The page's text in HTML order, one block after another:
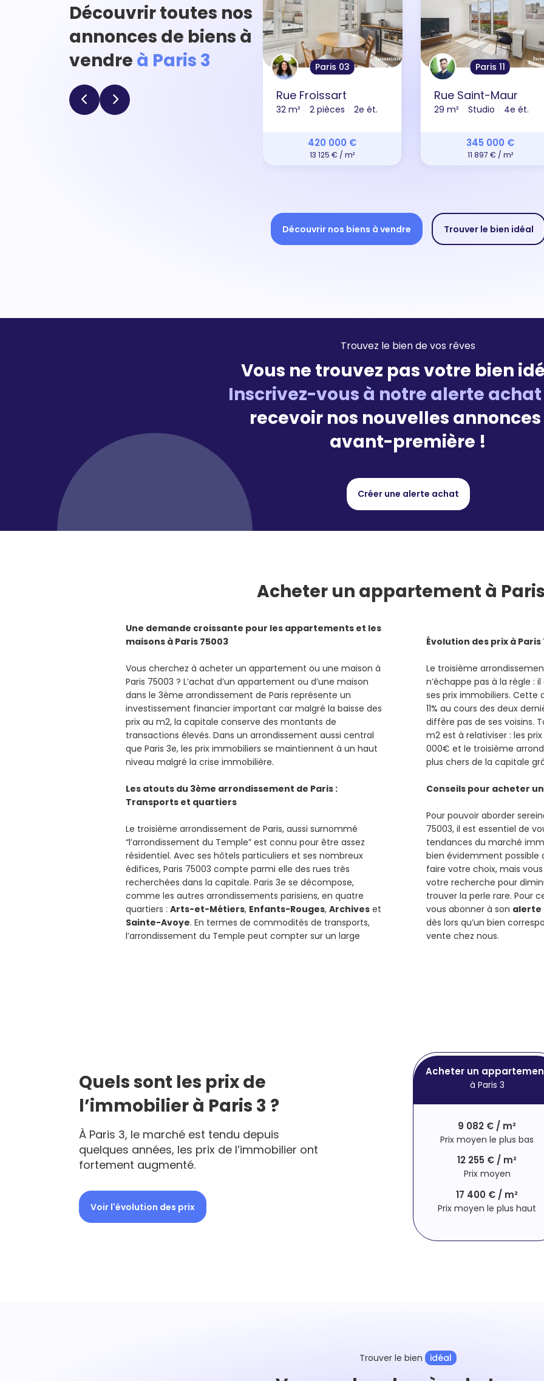
Découvrir toutes nos
annonces de biens à
vendre à Paris 3 Paris 03
Rue Froissart
32 m² 2 pièces 2e ét.
420 000 €
13 125 € / m²
Paris 11
Rue Saint-Maur
29 m² Studio 4e ét.
345 000 €
11 897 € / m²
Découvrir nos biens à vendre Trouver le bien idéal
Trouvez le bien de vos rêves
Vous ne trouvez pas votre bien
Inscrivez-vous à notre alerte achat
recevoir nos nouvelles annonces
avant-première !
Créer une alerte achat
Acheter un appartement à
Une demande croissante pour les appartements et les
maisons à Paris 75003
Vous cherchez à acheter un appartement ou une maison à
Paris 75003 ? L’achat d’un appartement ou d’une maison
dans le 3ème arrondissement de Paris représente un
investissement financier important car malgré la baisse des
prix au m2, la capitale conserve des montants de
transactions élevés. Dans un arrondissement aussi central
que Paris 3e, les prix immobiliers se maintiennent à un haut
niveau malgré la crise immobilière.
Les atouts du 3ème arrondissement de Paris :
Transports et quartiers
Le troisième arrondissement de Paris, aussi surnommé
“l’arrondissement du Temple” est connu pour être assez
résidentiel. Avec ses hôtels particuliers et ses nombreux
édifices, Paris 75003 compte parmi elle des rues très
recherchées dans la capitale. Paris 3e se décompose,
comme les autres arrondissements parisiens, en quatre
quartiers : Arts-et-Métiers, Enfants-Rouges, Archives et
Sainte-Avoye. En termes de commodités de transports,
l’arrondissement du Temple peut compter sur un large
Évolution des prix à Paris
Le troisième
n’échappe pas à la règle :
ses prix immobiliers. Cette
11% au cours des deux
diffère pas de ses voisins.
m2 est à relativiser : les
000€ et le troisième
plus chers de la capitale
Conseils pour acheter
Pour pouvoir aborder
75003, il est essentiel de
tendances du marché
bien évidemment possible
faire votre choix, mais
votre recherche pour
trouver la perle rare. Pour
vous abonner à son alerte
dès lors qu’un bien
vente chez nous.
Quels sont les prix de
l’immobilier à Paris 3 ?
À Paris 3, le marché est tendu depuis
quelques années, les prix de l’immobilier ont
fortement augmenté.
Voir l'évolution des prix
Acheter un
à Paris 3
9 082 € / m²
Prix moyen le plus bas
12 255 € / m²
Prix moyen
17 400 € / m²
Prix moyen le plus haut
Trouver le bien idéal